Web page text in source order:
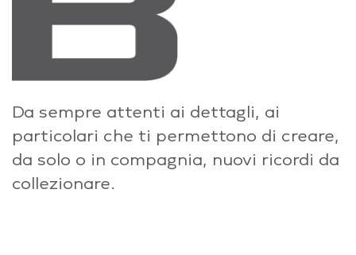
Da sempre attenti ai dettagli, ai
particolari che ti permettono di creare,
da solo o in compagnia, nuovi ricordi da
collezionare.